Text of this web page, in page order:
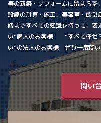
等の新築・リフォームに留まら
設備の計算・施工、美容室・飲
修まですべての知識を持って、
い”個人のお客様 ”すべて任せ
い”の法人のお客様 ぜひ一度問
問い